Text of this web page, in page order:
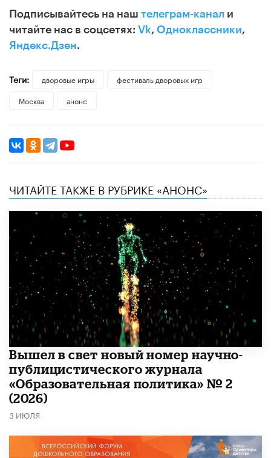
Подписывайтесь на наш телеграм-канал и
читайте нас в соцсетях: Vk, Одноклассники,
Яндекс.Дзен.
Теги: дворовые игры
фестиваль дворовых игр
Москва
анонс
ЧИТАЙТЕ ТАКЖЕ В РУБРИКЕ «АНОНС»
Вышел в свет новый номер научно-
публицистического журнала
«Образовательная политика» № 2
(2026)
3 ИЮЛЯ